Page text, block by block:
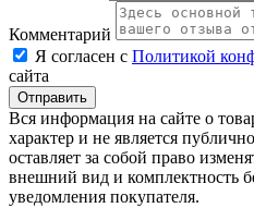
Комментарий
Я согласен с Политикой
сайта
Вся информация на сайте о
характер и не является
оставляет за собой право
внешний вид и комплектность
уведомления покупателя.